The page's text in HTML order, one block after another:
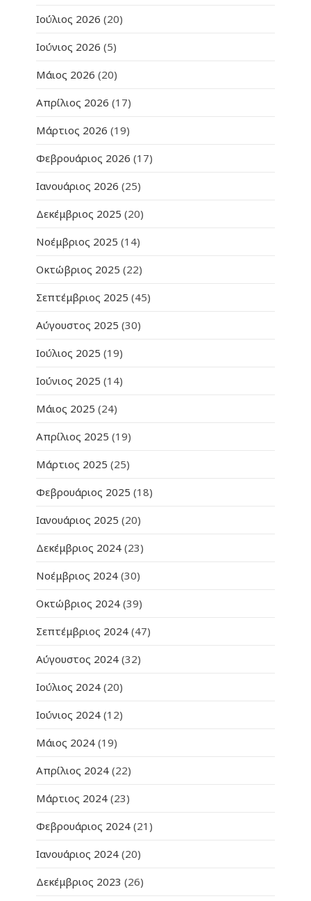
Ιούλιος 2026 (20)
Ιούνιος 2026 (5)
Μάιος 2026 (20)
Απρίλιος 2026 (17)
Μάρτιος 2026 (19)
Φεβρουάριος 2026 (17)
Ιανουάριος 2026 (25)
Δεκέμβριος 2025 (20)
Νοέμβριος 2025 (14)
Οκτώβριος 2025 (22)
Σεπτέμβριος 2025 (45)
Αύγουστος 2025 (30)
Ιούλιος 2025 (19)
Ιούνιος 2025 (14)
Μάιος 2025 (24)
Απρίλιος 2025 (19)
Μάρτιος 2025 (25)
Φεβρουάριος 2025 (18)
Ιανουάριος 2025 (20)
Δεκέμβριος 2024 (23)
Νοέμβριος 2024 (30)
Οκτώβριος 2024 (39)
Σεπτέμβριος 2024 (47)
Αύγουστος 2024 (32)
Ιούλιος 2024 (20)
Ιούνιος 2024 (12)
Μάιος 2024 (19)
Απρίλιος 2024 (22)
Μάρτιος 2024 (23)
Φεβρουάριος 2024 (21)
Ιανουάριος 2024 (20)
Δεκέμβριος 2023 (26)